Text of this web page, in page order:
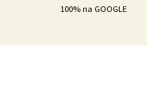
100% na GOOGLE